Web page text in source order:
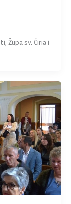
Župa sv. Ćiria i